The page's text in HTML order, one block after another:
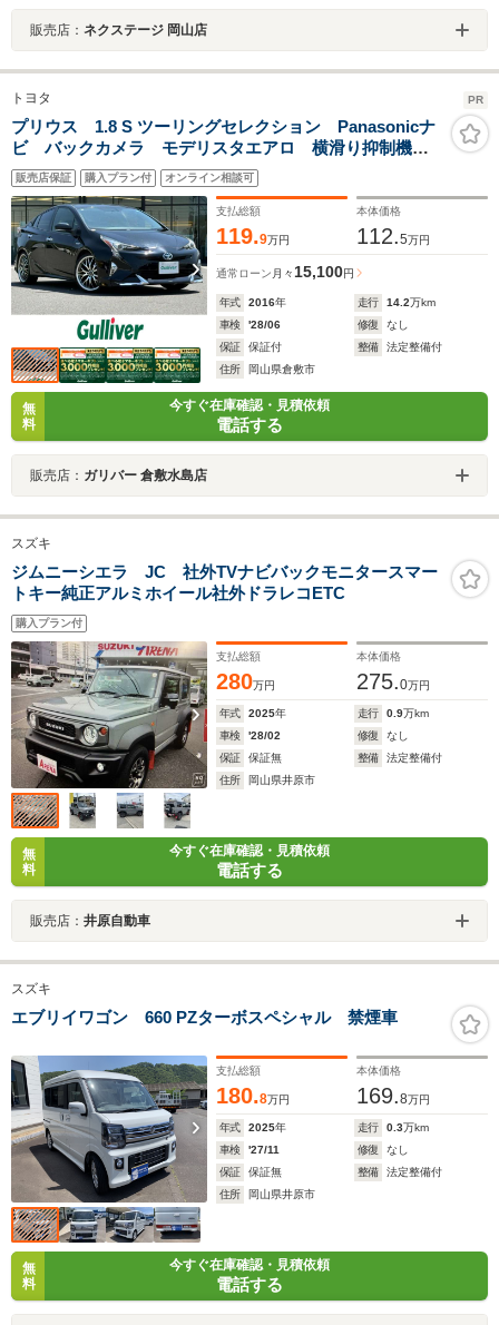
販売店： ネクステージ 岡山店
トヨタ PR
プリウス 1.8 S ツーリングセレクション Panasonicナ
ビ バックカメラ モデリスタエアロ 横滑り抑制機
能 車両接近通報装置 ETC シートヒーター オート
エアコン 純正LEDヘッドライト 電動格納ミラー 取
扱説明書 保証書 スペアキー
販売店保証 購入プラン付 オンライン相談可
支払総額
119.9万円
本体価格
112.5万円
通常ローン 月々15,100円
年式 2016年 走行 14.2万km
車検
'28/06 修復
なし
保証
保証付 整備
法定整備付
住所
岡山県倉敷市
無
料
今すぐ在庫確認・見積依頼
電話する
販売店： ガリバー 倉敷水島店
スズキ
ジムニーシエラ JC 社外TVナビバックモニタースマー
トキー純正アルミホイール社外ドラレコETC
購入プラン付
支払総額
280万円
本体価格
275.0万円
年式 2025年 走行 0.9万km
車検
'28/02 修復
なし
保証
保証無 整備
法定整備付
住所
岡山県井原市
無
料
今すぐ在庫確認・見積依頼
電話する
販売店： 井原自動車
スズキ
エブリイワゴン 660 PZターボスペシャル 禁煙車
支払総額
180.8万円
本体価格
169.8万円
年式 2025年 走行 0.3万km
車検
'27/11 修復
なし
保証
保証無 整備
法定整備付
住所
岡山県井原市
無
料
今すぐ在庫確認・見積依頼
電話する